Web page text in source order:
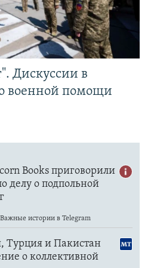
Дискуссии в
военной помощи